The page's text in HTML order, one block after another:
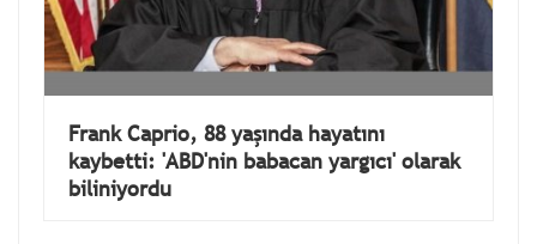
Frank Caprio, 88 yaşında hayatını
kaybetti: 'ABD'nin babacan yargıcı' olarak
biliniyordu